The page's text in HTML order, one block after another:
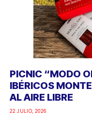
PICNIC “MODO
IBÉRICOS
AL AIRE LIBRE
22 JULIO, 2026